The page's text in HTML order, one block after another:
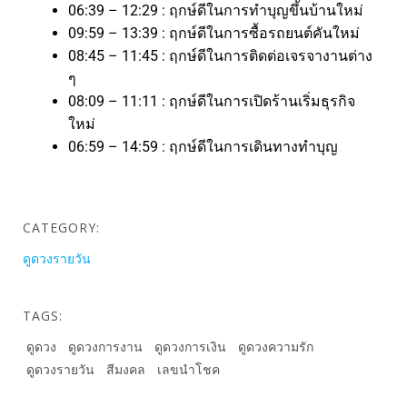
06:39 – 12:29 : ฤกษ์ดีในการทำบุญขึ้นบ้านใหม่
09:59 – 13:39 : ฤกษ์ดีในการซื้อรถยนต์คันใหม่
08:45 – 11:45 : ฤกษ์ดีในการติดต่อเจรจางานต่าง
ๆ
08:09 – 11:11 : ฤกษ์ดีในการเปิดร้านเริ่มธุรกิจ
ใหม่
06:59 – 14:59 : ฤกษ์ดีในการเดินทางทำบุญ
CATEGORY:
ดูดวงรายวัน
TAGS:
ดูดวง
ดูดวงการงาน ดูดวงการเงิน
ดูดวงความรัก
ดูดวงรายวัน
สีมงคล เลขนำโชค